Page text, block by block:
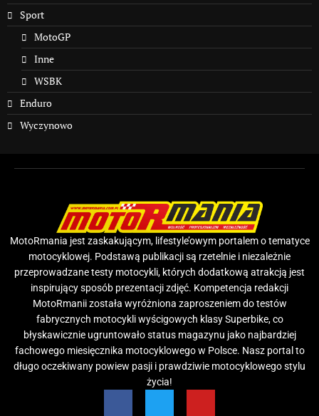
Sport
MotoGP
Inne
WSBK
Enduro
Wyczynowo
MotoRmania jest zaskakującym, lifestyle’owym portalem o tematyce
motocyklowej. Podstawą publikacji są rzetelnie i niezależnie
przeprowadzane testy motocykli, których dodatkową atrakcją jest
inspirujący sposób prezentacji zdjęć. Kompetencja redakcji
MotoRmanii została wyróżniona zaproszeniem do testów
fabrycznych motocykli wyścigowych klasy Superbike, co
błyskawicznie ugruntowało status magazynu jako najbardziej
fachowego miesięcznika motocyklowego w Polsce. Nasz portal to
długo oczekiwany powiew pasji i prawdziwie motocyklowego stylu
życia!